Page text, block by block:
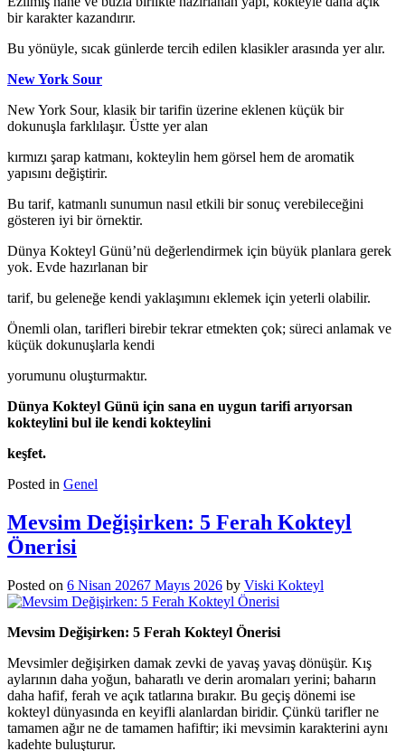
bir karakter kazandırır.
Bu yönüyle, sıcak günlerde tercih edilen klasikler arasında yer alır.
New York Sour
New York Sour, klasik bir tarifin üzerine eklenen küçük bir
dokunuşla farklılaşır. Üstte yer alan
kırmızı şarap katmanı, kokteylin hem görsel hem de aromatik
yapısını değiştirir.
Bu tarif, katmanlı sunumun nasıl etkili bir sonuç verebileceğini
gösteren iyi bir örnektir.
Dünya Kokteyl Günü’nü değerlendirmek için büyük planlara gerek
yok. Evde hazırlanan bir
tarif, bu geleneğe kendi yaklaşımını eklemek için yeterli olabilir.
Önemli olan, tarifleri birebir tekrar etmekten çok; süreci anlamak ve
küçük dokunuşlarla kendi
yorumunu oluşturmaktır.
Dünya Kokteyl Günü için sana en uygun tarifi arıyorsan
kokteylini bul ile kendi kokteylini
keşfet.
Posted in Genel
Mevsim Değişirken: 5 Ferah Kokteyl
Önerisi
Posted on 6 Nisan 20267 Mayıs 2026 by Viski Kokteyl
Mevsim Değişirken: 5 Ferah Kokteyl Önerisi
Mevsimler değişirken damak zevki de yavaş yavaş dönüşür. Kış
aylarının daha yoğun, baharatlı ve derin aromaları yerini; baharın
daha hafif, ferah ve açık tatlarına bırakır. Bu geçiş dönemi ise
kokteyl dünyasında en keyifli alanlardan biridir. Çünkü tarifler ne
tamamen ağır ne de tamamen hafiftir; iki mevsimin karakterini aynı
kadehte buluşturur.